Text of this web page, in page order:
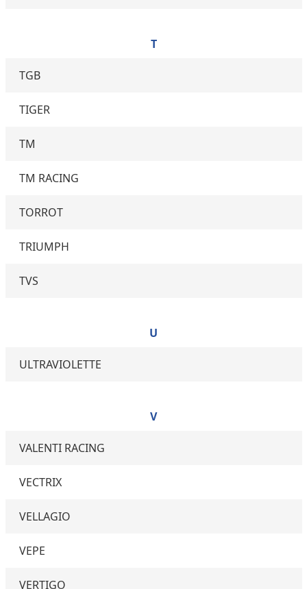
T
TGB
TIGER
TM
TM RACING
TORROT
TRIUMPH
TVS
U
ULTRAVIOLETTE
V
VALENTI RACING
VECTRIX
VELLAGIO
VEPE
VERTIGO